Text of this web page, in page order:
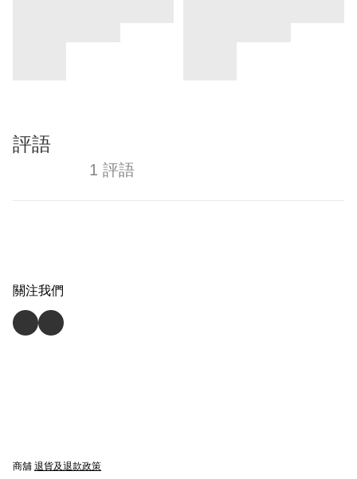
評語
1 評語
關注我們
商舖 退貨及退款政策